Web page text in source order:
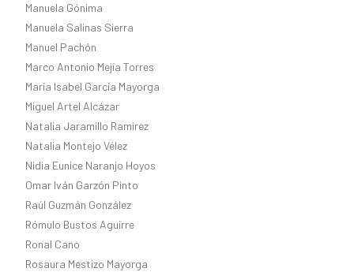
Manuela Gónima
Manuela Salinas Sierra
Manuel Pachón
Marco Antonio Mejía Torres
María Isabel García Mayorga
Miguel Artel Alcázar
Natalia Jaramillo Ramirez
Natalia Montejo Vélez
Nidia Eunice Naranjo Hoyos
Omar Iván Garzón Pinto
Raúl Guzmán González
Rómulo Bustos Aguirre
Ronal Cano
Rosaura Mestizo Mayorga